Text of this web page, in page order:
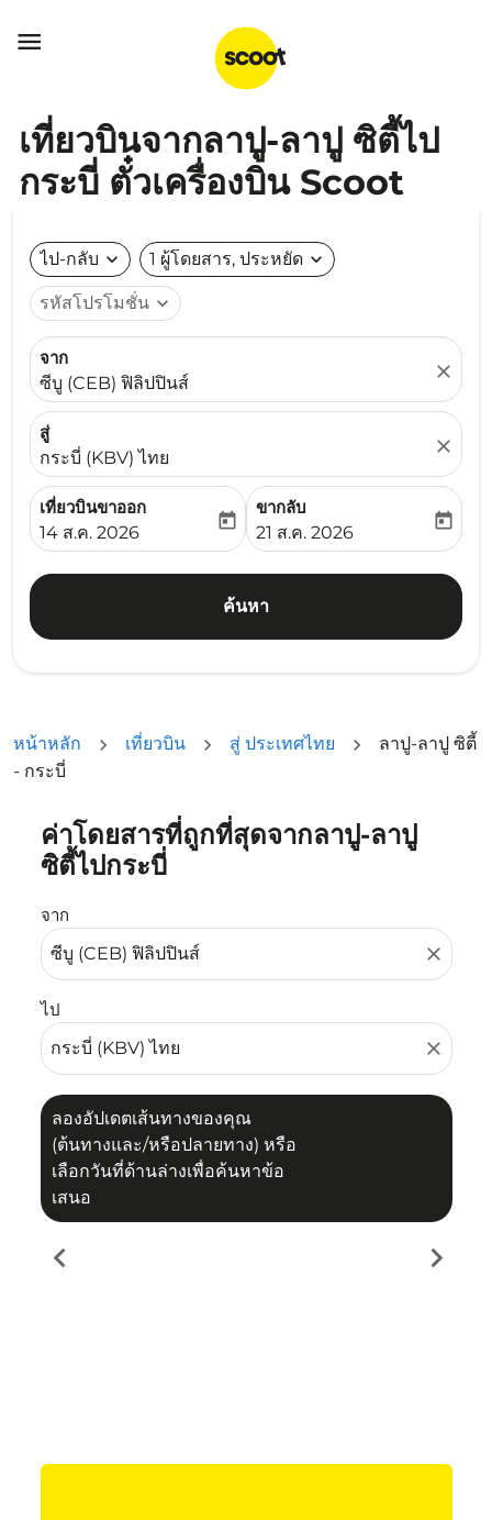

เที่ยวบินจากลาปู-ลาปู ซิตี้ไป
กระบี่ ตั๋วเครื่องบิน Scoot
ไป-กลับ expand_more 1 ผู้โดยสาร, ประหยัด expand_more
รหัสโปรโมชั่น expand_more
จาก
ซีบู (CEB) ฟิลิปปินส์
close
สู่
กระบี่ (KBV) ไทย
close
เที่ยวบินขาออก
fc-booking-departure-date-aria-label
14 ส.ค. 2026
today
ขากลับ
fc-booking-return-date-
21 ส.ค. 2026
today
ค้นหา
หน้าหลัก เที่ยวบิน สู่ ประเทศไทย
ลาปู-ลาปู ซิตี้
- กระบี่
ค่าโดยสารที่ถูกที่สุดจากลาปู-ลาปู
ซิตี้ไปกระบี่
จาก
close
ไป
close
ลองอัปเดตเส้นทางของคุณ
(ต้นทางและ/หรือปลายทาง) หรือ
เลือกวันที่ด้านล่างเพื่อค้นหาข้อ
เสนอ
ลองอัปเดตเส้นทางของคุณ (ต้นทางและ/หรือปลายทาง) หรื
chevron_left chevron_right